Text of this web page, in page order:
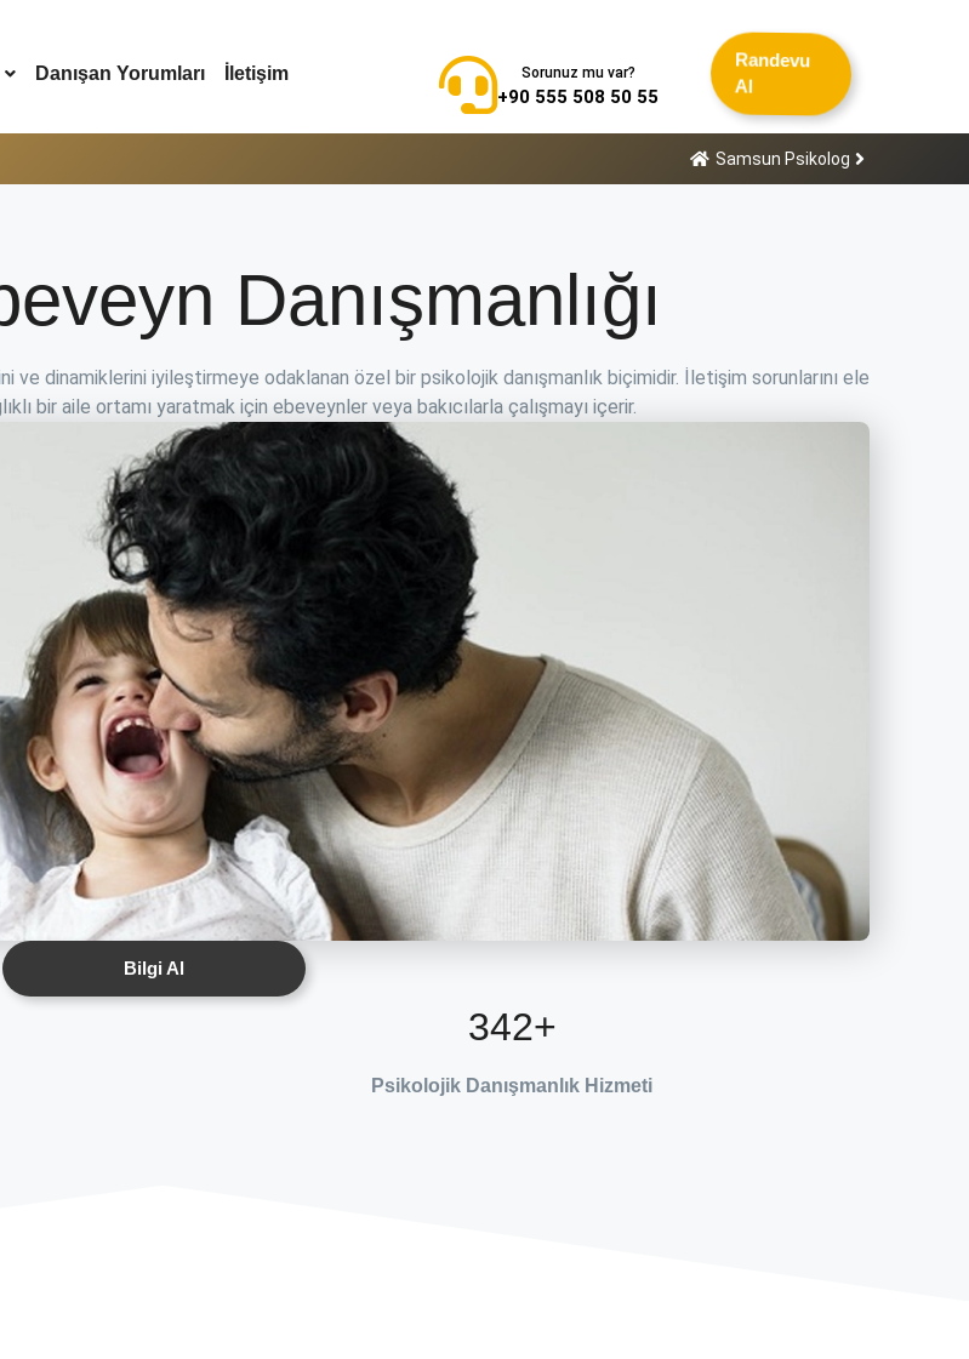
Danışan Yorumları İletişim Sorunuz mu var?
+90 555 508 50 55
Randevu
Al
Samsun Psikolog
Danışmanlığı
ve dinamiklerini iyileştirmeye odaklanan özel bir psikolojik danışmanlık biçimidir. İletişim sorunlarını ele
bir aile ortamı yaratmak için ebeveynler veya bakıcılarla çalışmayı içerir.
Bilgi Al
342+
Psikolojik Danışmanlık Hizmeti